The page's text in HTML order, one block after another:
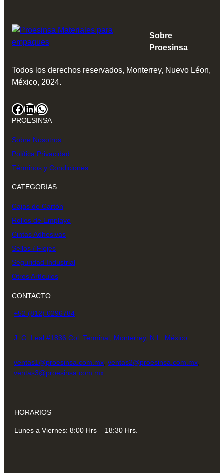
Sobre
Proesinsa
Todos los derechos reservados, Monterrey, Nuevo Léon,
México, 2024.
Facebook LinkedIn WhatsApp
PROESINSA
Sobre Nosotros
Política Privacidad
Términos y Condiciones
CATEGORIAS
Cajas de Cartón
Rollos de Emplaye
Cintas Adhesivas
Sellos / Flejes
Seguridad Industrial
Otros Artículos
CONTACTO
+52 (812) 0296784
J. G. Leal #1836 Col. Terminal, Monterrey, N.L. México
ventas1@proesinsa.com.mx ventas2@proesinsa.com.mx
ventas3@proesinsa.com.mx
HORARIOS
Lunes a Viernes: 8:00 Hrs – 18:30 Hrs.